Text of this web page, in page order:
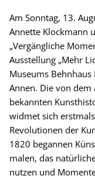
Am Sonntag, 13.
Annette Klockmann
„Vergängliche
Ausstellung „Mehr
Museums
Annen. Die von
bekannten
widmet sich
Revolutionen der
1820 begannen
malen, das
nutzen und